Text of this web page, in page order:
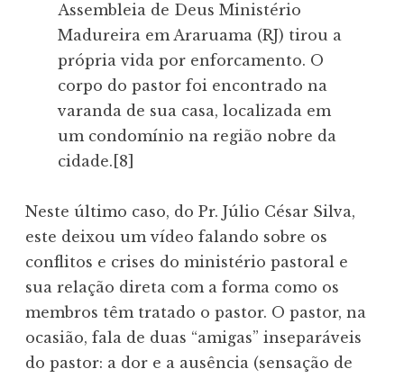
Assembleia de Deus Ministério
Madureira em Araruama (RJ) tirou a
própria vida por enforcamento. O
corpo do pastor foi encontrado na
varanda de sua casa, localizada em
um condomínio na região nobre da
cidade.[8]
Neste último caso, do Pr. Júlio César Silva,
este deixou um vídeo falando sobre os
conflitos e crises do ministério pastoral e
sua relação direta com a forma como os
membros têm tratado o pastor. O pastor, na
ocasião, fala de duas “amigas” inseparáveis
do pastor: a dor e a ausência (sensação de